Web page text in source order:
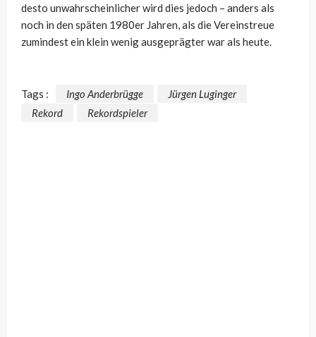
desto unwahrscheinlicher wird dies jedoch – anders als
noch in den späten 1980er Jahren, als die Vereinstreue
zumindest ein klein wenig ausgeprägter war als heute.
Tags : Ingo Anderbrügge
Jürgen Luginger
Rekord
Rekordspieler